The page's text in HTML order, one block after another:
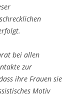
bei allen
zur
ihre Frauen sie
Motiv